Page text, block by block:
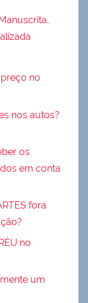
no
nos autos?
os
em conta
fora
no
um